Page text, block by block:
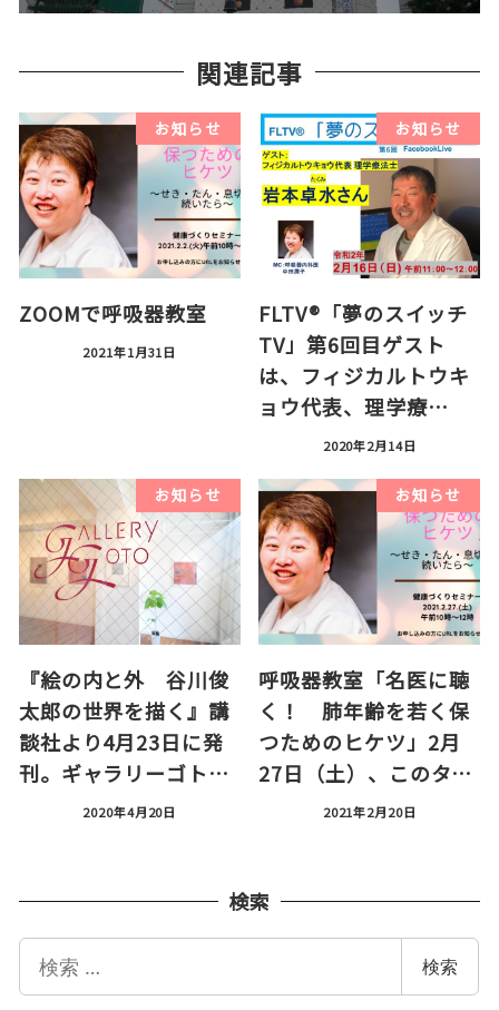
関連記事
お知らせ
ZOOMで呼吸器教室
2021年1月31日
お知らせ
FLTV®「夢のスイッチ
TV」第6回目ゲスト
は、フィジカルトウキ
ョウ代表、理学療…
2020年2月14日
お知らせ
『絵の内と外 谷川俊
太郎の世界を描く』講
談社より4月23日に発
刊。ギャラリーゴト…
2020年4月20日
お知らせ
呼吸器教室「名医に聴
く！ 肺年齢を若く保
つためのヒケツ」2月
27日（土）、このタ…
2021年2月20日
検索
索
検索